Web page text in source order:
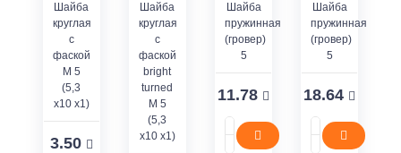
Шайба
круглая
с
фаской
М 5
(5,3
x10 x1)
3.50
Шайба
круглая
с
фаской
bright
turned
М 5
(5,3
x10 x1)
Шайба
пружинная
(гровер)
5
11.78
Шайба
пружинная
(гровер)
5
18.64